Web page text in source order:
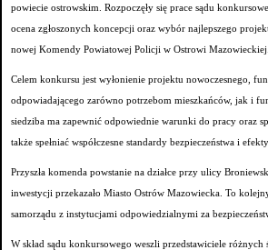
powiecie ostrowskim. Rozpoczęły się prace sądu
ocena zgłoszonych koncepcji oraz wybór najlepszego
nowej Komendy Powiatowej Policji w Ostrowi Mazowieckiej.
Celem konkursu jest wyłonienie projektu nowoczesnego,
odpowiadającego zarówno potrzebom mieszkańców, jak i
siedziba ma zapewnić odpowiednie warunki do pracy oraz
także spełniać współczesne standardy bezpieczeństwa i
Przyszła komenda powstanie na działce przy ulicy
inwestycji przekazało Miasto Ostrów Mazowiecka. To
samorządu z instytucjami odpowiedzialnymi za
W skład sądu konkursowego weszli przedstawiciele